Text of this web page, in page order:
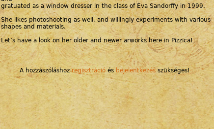
gratuated as a window dresser in the class of Eva Sandorffy in 1999.
She likes photoshooting as well, and willingly experiments with various
shapes and materials.
Let’s have a look on her older and newer arworks here in Pizzica!
A hozzászóláshozregisztrációés bejelentkezésszükséges!